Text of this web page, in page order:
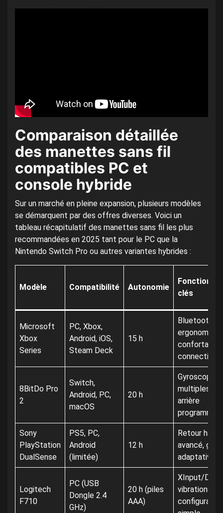
Comparaison détaillée
des manettes sans fil
compatibles PC et
console hybride
Sur un marché en pleine expansion, plusieurs modèles
se démarquent par des offres diverses. Voici un
tableau récapitulatif des manettes sans fil les plus
recommandées en 2025 tant pour le PC que la
Nintendo Switch Pro ou autres variantes hybrides :
Modèle Compatibilité Autonomie
clés
Microsoft
Xbox
Series
PC, Xbox,
Android, iOS,
Steam Deck
15 h
Bluetooth
ergonomie
confortable,
8BitDo Pro
2
Switch,
Android, PC,
macOS
20 h
Gyroscope,
multiples,
arrière
Sony
PlayStation
DualSense
PS5, PC,
Android
(limitée)
12 h
Retour
avancé,
adaptatives
Logitech
F710
PC (USB
Dongle 2.4
GHz)
20 h (piles
AAA)
XInput/
vibrations,
configuration